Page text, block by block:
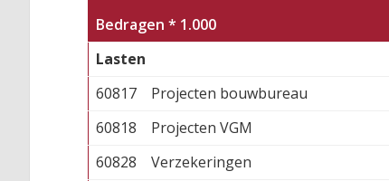
Bedragen * 1.000
Lasten
60817
Projecten bouwbureau
60818
Projecten VGM
60828
Verzekeringen